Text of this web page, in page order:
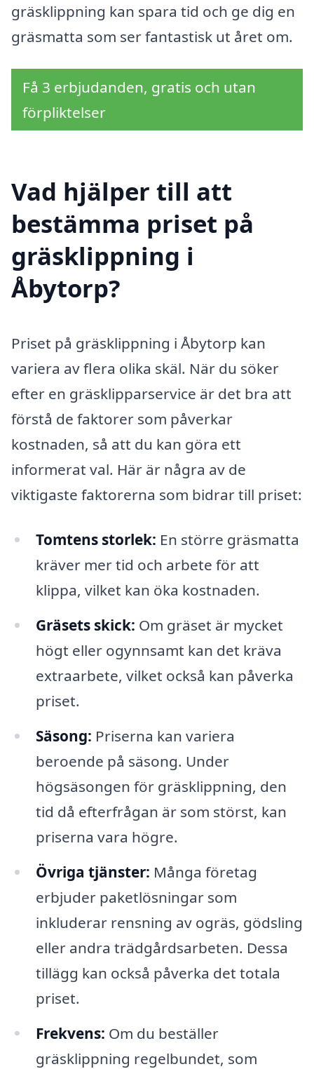
gräsklippning kan spara tid och ge dig en
gräsmatta som ser fantastisk ut året om.
Få 3 erbjudanden, gratis och utan
förpliktelser
Vad hjälper till att
bestämma priset på
gräsklippning i
Åbytorp?
Priset på gräsklippning i Åbytorp kan
variera av flera olika skäl. När du söker
efter en gräsklipparservice är det bra att
förstå de faktorer som påverkar
kostnaden, så att du kan göra ett
informerat val. Här är några av de
viktigaste faktorerna som bidrar till priset:
Tomtens storlek: En större gräsmatta
kräver mer tid och arbete för att
klippa, vilket kan öka kostnaden.
Gräsets skick: Om gräset är mycket
högt eller ogynnsamt kan det kräva
extraarbete, vilket också kan påverka
priset.
Säsong: Priserna kan variera
beroende på säsong. Under
högsäsongen för gräsklippning, den
tid då efterfrågan är som störst, kan
priserna vara högre.
Övriga tjänster: Många företag
erbjuder paketlösningar som
inkluderar rensning av ogräs, gödsling
eller andra trädgårdsarbeten. Dessa
tillägg kan också påverka det totala
priset.
Frekvens: Om du beställer
gräsklippning regelbundet, som